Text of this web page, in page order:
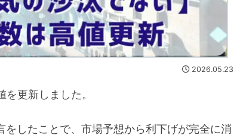
2026.05.23
更新しました。
したことで、市場予想から利下げが完全に消